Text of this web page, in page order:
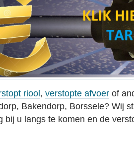
riool , verstopte afvoer of
Bakendorp, Borssele? Wij
bij u langs te komen en de